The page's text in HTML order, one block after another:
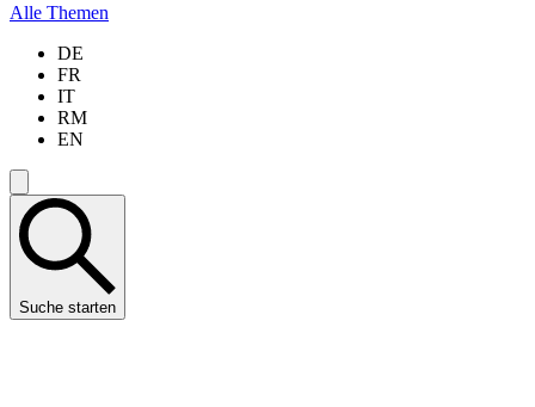
Alle Themen
DE
FR
IT
RM
EN
Suche starten